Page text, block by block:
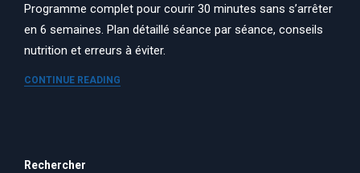
Programme complet pour courir 30 minutes sans s’arrêter
en 6 semaines. Plan détaillé séance par séance, conseils
nutrition et erreurs à éviter.
CONTINUE READING
Rechercher